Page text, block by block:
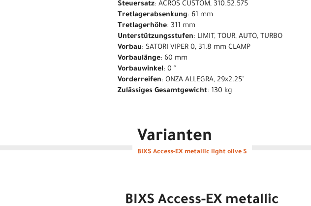
Steuersatz: ACROS CUSTOM, 310.52.575
Tretlagerabsenkung: 61 mm
Tretlagerhöhe: 311 mm
Unterstützungsstufen: LIMIT, TOUR, AUTO, TURBO
Vorbau: SATORI VIPER 0, 31.8 mm CLAMP
Vorbaulänge: 60 mm
Vorbauwinkel: 0 °
Vorderreifen: ONZA ALLEGRA, 29x2.25"
Zulässiges Gesamtgewicht: 130 kg
Varianten
BIXS Access-EX metallic light olive S
BIXS Access-EX metallic